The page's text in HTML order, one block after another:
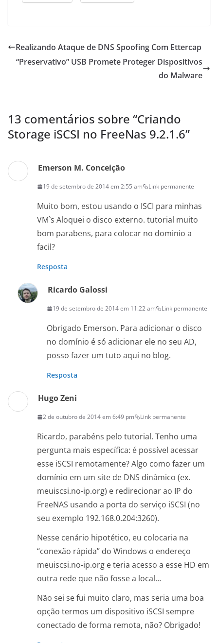
Realizando Ataque de DNS Spoofing Com Ettercap
“Preservativo” USB Promete Proteger Dispositivos
do Malware
13 comentários sobre “Criando
Storage iSCSI no FreeNas 9.2.1.6”
Emerson M. Conceição
19 de setembro de 2014 em 2:55 am Link permanente
Muito bom, estou usando o ISCI para minhas
VM`s Aloquei o disco externo. tutorial muito
bom parabens, para colocar no dominio a
facil?
Resposta
Ricardo Galossi
19 de setembro de 2014 em 11:22 am Link permanente
Obrigado Emerson. Para adicionar o disco
no domínio é só adicionar ele no seu AD,
posso fazer um tuto aqui no blog.
Resposta
Hugo Zeni
2 de outubro de 2014 em 6:49 pm Link permanente
Ricardo, parabéns pelo tutorial. Tenho uma
pergunta mais específica: é possível acessar
esse iSCSI remotamente? Algo como fazer um
domínio em um site de DNS dinâmico (ex.
meuiscsi.no-ip.org) e redirecionar ao IP do
FreeNAS usando a porta do serviço iSCSI (no
seu exemplo 192.168.0.204:3260).
Nesse cenário hipotético, eu colocaria na
“conexão rápida” do Windows o endereço
meuiscsi.no-ip.org e teria acesso a esse HD em
outra rede que não fosse a local…
Não sei se fui muito claro, mas seria uma boa
opção termos um dispositivo iSCSI sempre
conectado de forma remota, não? Obrigado!